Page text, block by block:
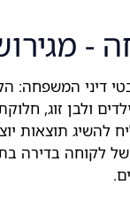
-
המשפחה:
ולבן זוג,
להשיג תוצאות
של לקוחה